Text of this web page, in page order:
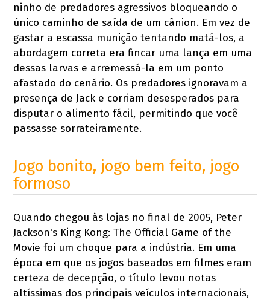
ninho de predadores agressivos bloqueando o
único caminho de saída de um cânion. Em vez de
gastar a escassa munição tentando matá-los, a
abordagem correta era fincar uma lança em uma
dessas larvas e arremessá-la em um ponto
afastado do cenário. Os predadores ignoravam a
presença de Jack e corriam desesperados para
disputar o alimento fácil, permitindo que você
passasse sorrateiramente.
Jogo bonito, jogo bem feito, jogo
formoso
Quando chegou às lojas no final de 2005, Peter
Jackson's King Kong: The Official Game of the
Movie foi um choque para a indústria. Em uma
época em que os jogos baseados em filmes eram
certeza de decepção, o título levou notas
altíssimas dos principais veículos internacionais,